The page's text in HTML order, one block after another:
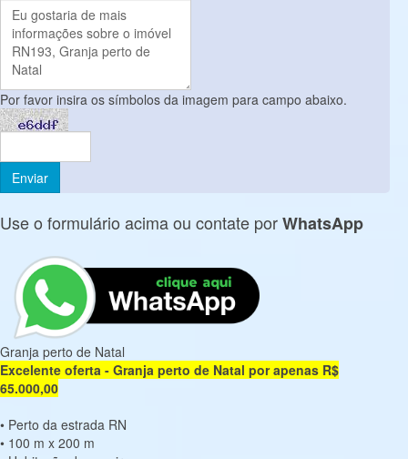
Por favor insira os símbolos da imagem para campo abaixo.
Use o formulário acima ou contate porWhatsApp
Granja perto de Natal
Excelente oferta - Granja perto de Natal por apenas R$
65.000,00
• Perto da estrada RN
• 100 m x 200 m